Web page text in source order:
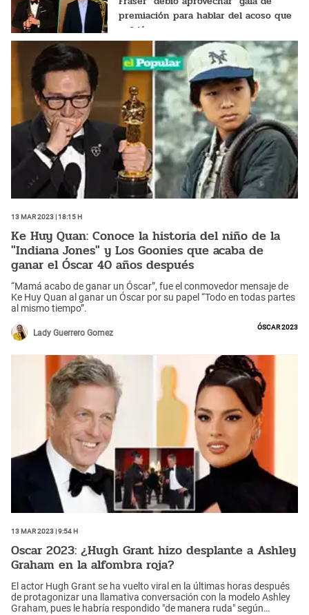
premiación para hablar del acoso que
sufrió
13 Mar 2023 | 18:15 h
Ke Huy Quan: Conoce la historia del niño de la
"Indiana Jones" y Los Goonies que acaba de
ganar el Óscar 40 años después
“Mamá acabo de ganar un Óscar”, fue el conmovedor mensaje de
Ke Huy Quan al ganar un Óscar por su papel “Todo en todas partes
al mismo tiempo”.
Lady Guerrero Gomez
Óscar 2023
13 Mar 2023 | 9:54 h
Oscar 2023: ¿Hugh Grant hizo desplante a Ashley
Graham en la alfombra roja?
El actor Hugh Grant se ha vuelto viral en la últimas horas después
de protagonizar una llamativa conversación con la modelo Ashley
Graham, pues le habría respondido "de manera ruda" según